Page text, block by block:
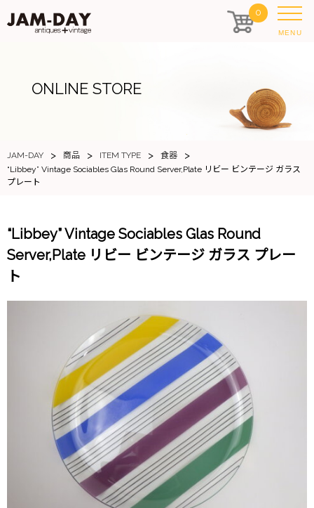
0
MENU
ONLINE STORE
JAM-DAY > 商品 > ITEM TYPE > 食器 >
“Libbey” Vintage Sociables Glas Round Server,Plate リビー ビンテージ ガラス
プレート
“Libbey” Vintage Sociables Glas Round
Server,Plate リビー ビンテージ ガラス プレー
ト